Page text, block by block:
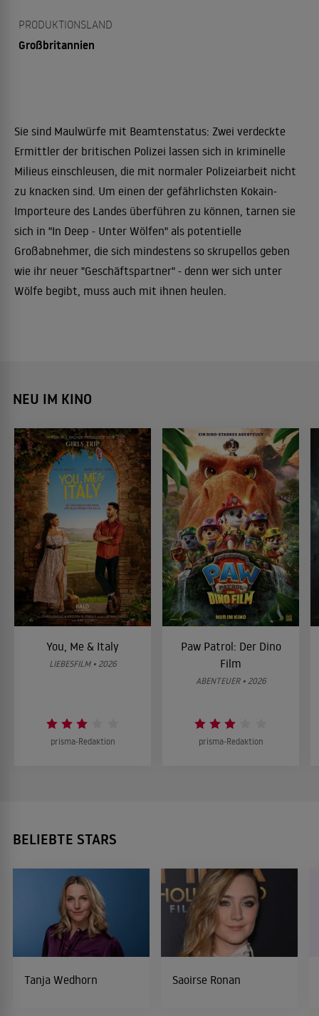
PRODUKTIONSLAND
Großbritannien
Sie sind Maulwürfe mit Beamtenstatus: Zwei verdeckte
Ermittler der britischen Polizei lassen sich in kriminelle
Milieus einschleusen, die mit normaler Polizeiarbeit nicht
zu knacken sind. Um einen der gefährlichsten Kokain-
Importeure des Landes überführen zu können, tarnen sie
sich in "In Deep - Unter Wölfen" als potentielle
Großabnehmer, die sich mindestens so skrupellos geben
wie ihr neuer "Geschäftspartner" - denn wer sich unter
Wölfe begibt, muss auch mit ihnen heulen.
NEU IM KINO
You, Me & Italy
LIEBESFILM • 2026
prisma-Redaktion
Paw Patrol: Der Dino
Film
ABENTEUER • 2026
prisma-Redaktion
BELIEBTE STARS
Tanja Wedhorn Saoirse Ronan